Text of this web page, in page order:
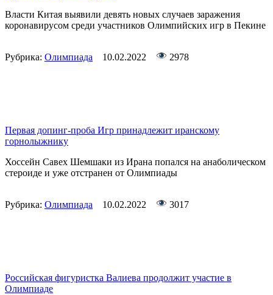
Власти Китая выявили девять новых случаев заражения
коронавирусом среди участников Олимпийских игр в Пекине
Рубрика: Олимпиада 10.02.2022 2978
Первая допинг-проба Игр принадлежит иранскому
горнолыжнику
Хоссейн Савех Шемшаки из Ирана попался на анаболическом
стероиде и уже отстранен от Олимпиады
Рубрика: Олимпиада 10.02.2022 3017
Российская фигуристка Валиева продолжит участие в
Олимпиаде